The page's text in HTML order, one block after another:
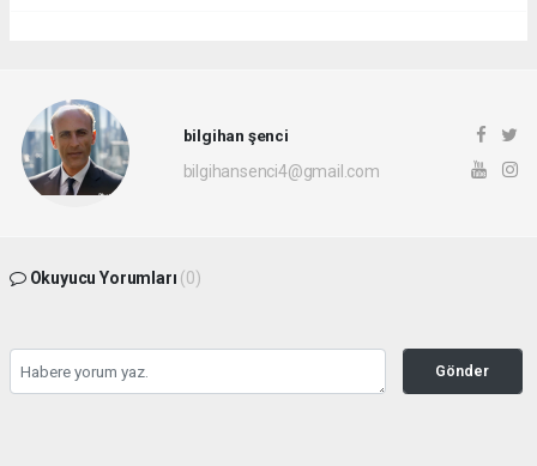
bilgihan şenci
bilgihansenci4@gmail.com
Okuyucu Yorumları (0)
Gönder